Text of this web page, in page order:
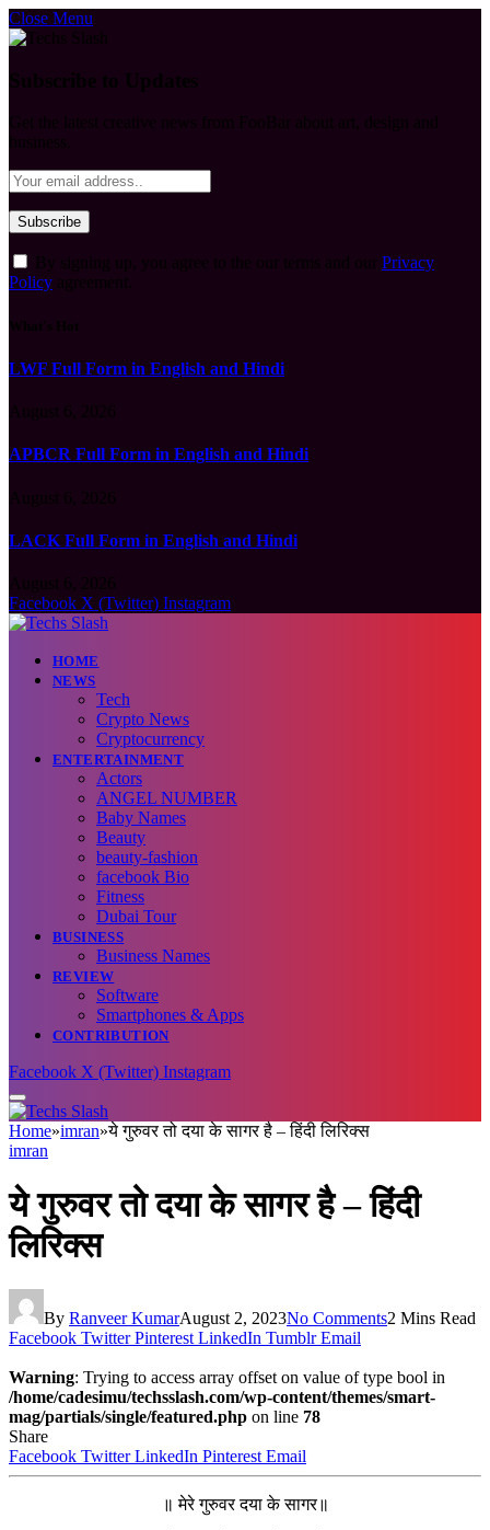
Close Menu
Privacy
Policy
LWF Full Form in English and Hindi
APBCR Full Form in English and Hindi
LACK Full Form in English and Hindi
Facebook X (Twitter) Instagram
HOME
NEWS
Tech
Crypto News
Cryptocurrency
ENTERTAINMENT
Actors
ANGEL NUMBER
Baby Names
Beauty
beauty-fashion
facebook Bio
Fitness
Dubai Tour
BUSINESS
Business Names
REVIEW
Software
Smartphones & Apps
CONTRIBUTION
Facebook X (Twitter) Instagram
Home»imran»ये गुरुवर तो दया के सागर है – हिंदी लिरिक्स
imran
ये गुरुवर तो दया के सागर है – हिंदी
लिरिक्स
By Ranveer KumarAugust 2, 2023No Comments2 Mins Read
Facebook Twitter Pinterest LinkedIn Tumblr Email
Warning: Trying to access array offset on value of type bool in
/home/cadesimu/techsslash.com/wp-content/themes/smart-
mag/partials/single/featured.php on line 78
Share
Facebook Twitter LinkedIn Pinterest Email
॥ मेरे गुरुवर दया के सागर॥